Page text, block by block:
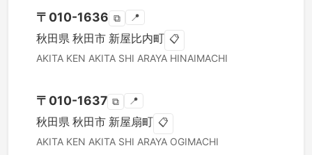
〒 010-1636 ⧉ 📍
秋田県 秋田市 新屋比内町 📋
AKITA KEN AKITA SHI ARAYA HINAIMACHI
〒 010-1637 ⧉ 📍
秋田県 秋田市 新屋扇町 📋
AKITA KEN AKITA SHI ARAYA OGIMACHI